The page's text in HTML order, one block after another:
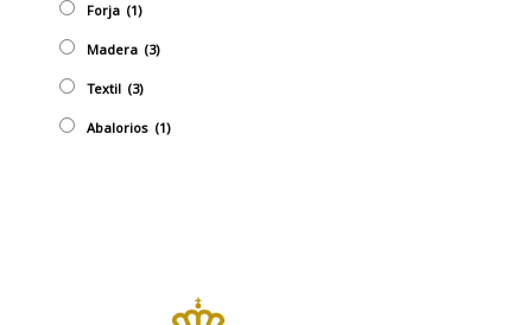
Forja (1)
Madera (3)
Textil (3)
Abalorios (1)